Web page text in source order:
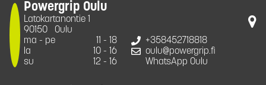
Powergrip Oulu
Latokartanontie 1
90150
Oulu
ma - pe
11 - 18
la
10 - 16
su
12 - 16
+358452718818
oulu@powergrip.fi
WhatsApp Oulu